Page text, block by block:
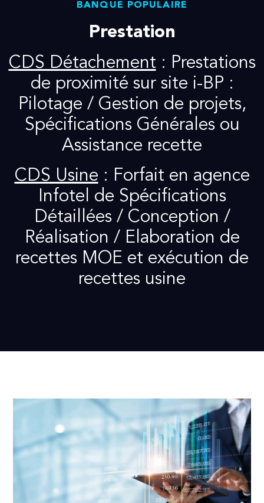
BANQUE POPULAIRE
Prestation
CDS Détachement: Prestations
de proximité sur site i-BP :
Pilotage / Gestion de projets,
Spécifications Générales ou
Assistance recette
CDS Usine: Forfait en agence
Infotel de Spécifications
Détaillées / Conception /
Réalisation / Elaboration de
recettes MOE et exécution de
recettes usine